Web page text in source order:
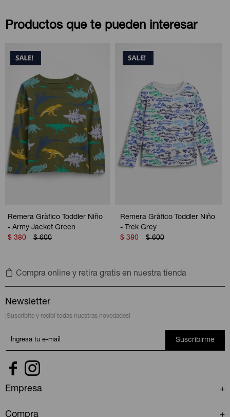
Productos que te pueden interesar
Remera Gràfico Toddler Niño
- Army Jacket Green
$ 380 $ 600
Remera Gràfico Toddler Niño
- Trek Grey
$ 380 $ 600
Compra online y retira gratis en nuestra tienda
Newsletter
¡Suscribite y recibí todas nuestras novedades!
Suscribirme
 
Empresa
Compra